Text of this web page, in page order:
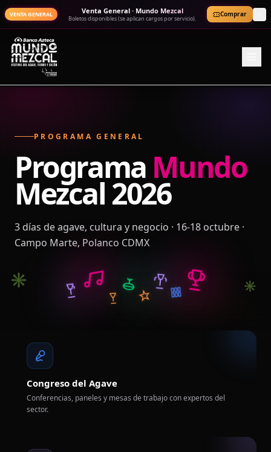
VENTA GENERAL Venta General · Mundo Mezcal
Boletos disponibles (se aplican cargos por servicio).
Comprar
PROGRAMA GENERAL
Programa Mundo
Mezcal 2026
3 días de agave, cultura y negocio · 16-18 octubre ·
Campo Marte, Polanco CDMX
✳ ✳
Congreso del Agave
Conferencias, paneles y mesas de trabajo con expertos del
sector.